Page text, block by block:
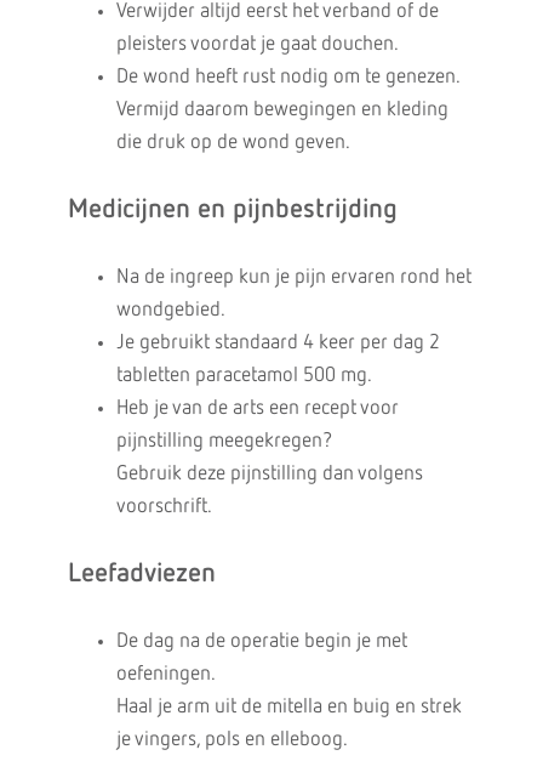
Verwijder altijd eerst het verband of de
pleisters voordat je gaat douchen.
De wond heeft rust nodig om te genezen.
Vermijd daarom bewegingen en kleding
die druk op de wond geven.
Medicijnen en pijnbestrijding
Na de ingreep kun je pijn ervaren rond het
wondgebied.
Je gebruikt standaard 4 keer per dag 2
tabletten paracetamol 500 mg.
Heb je van de arts een recept voor
pijnstilling meegekregen?
Gebruik deze pijnstilling dan volgens
voorschrift.
Leefadviezen
De dag na de operatie begin je met
oefeningen.
Haal je arm uit de mitella en buig en strek
je vingers, pols en elleboog.